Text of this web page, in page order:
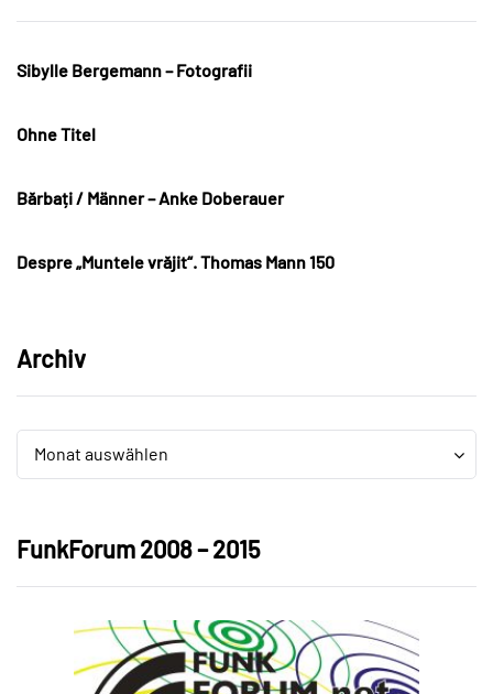
Sibylle Bergemann – Fotografii
Ohne Titel
Bărbați / Männer – Anke Doberauer
Despre „Muntele vrăjit“. Thomas Mann 150
Archiv
Archiv
Monat auswählen
Archiv
FunkForum 2008 – 2015